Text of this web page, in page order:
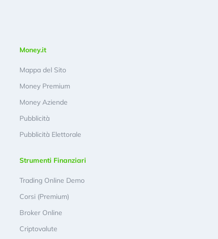
Money.it
Mappa del Sito
Money Premium
Money Aziende
Pubblicità
Pubblicità Elettorale
Strumenti Finanziari
Trading Online Demo
Corsi (Premium)
Broker Online
Criptovalute